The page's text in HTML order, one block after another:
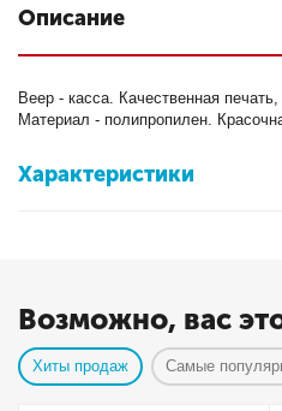
Описание
Веер - касса. Качественная
Материал - полипропилен.
Характеристики
Возможно, вас
Хиты продаж Самые